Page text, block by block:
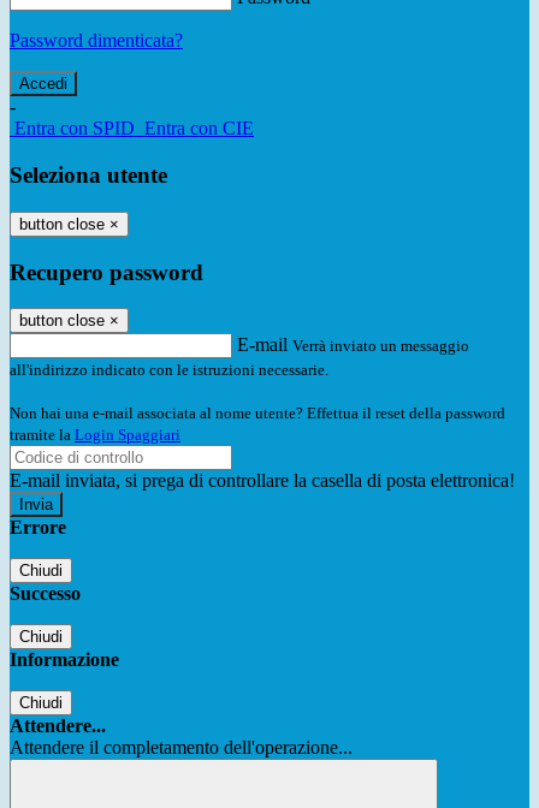
Password dimenticata?
-
Entra con SPID Entra con CIE
Seleziona utente
button close ×
Recupero password
button close ×
E-mail Verrà inviato un messaggio
all'indirizzo indicato con le istruzioni necessarie.
Non hai una e-mail associata al nome utente? Effettua il reset della password
tramite la Login Spaggiari
E-mail inviata, si prega di controllare la casella di posta elettronica!
Errore
Chiudi
Successo
Chiudi
Informazione
Chiudi
Attendere...
Attendere il completamento dell'operazione...